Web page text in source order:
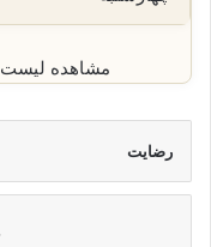
مشاهده لیست
رضایت